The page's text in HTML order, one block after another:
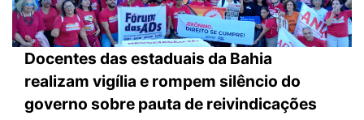
Docentes das estaduais da Bahia
realizam vigília e rompem silêncio do
governo sobre pauta de reivindicações